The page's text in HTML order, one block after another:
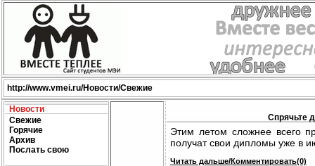
http://www.vmei.ru/Новости/Свежие
Новости
Свежие
Горячие
Архив
Послать свою
Спрячьте
Этим летом сложнее всего
получат свои дипломы уже в
Читать дальше/Комментировать(0)